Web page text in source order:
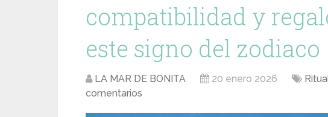
compatibilidad y
este signo del zodiaco
LA MAR DE BONITA 20 enero 2026
comentarios